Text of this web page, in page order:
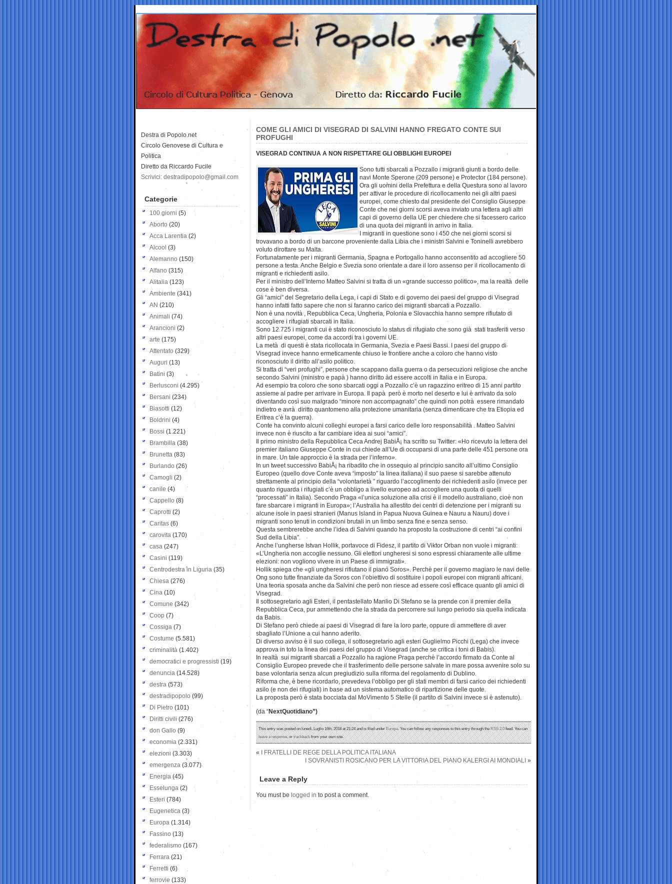
COME GLI AMICI DI VISEGRAD DI SALVINI HANNO FREGATO CONTE SUI
PROFUGHI
VISEGRAD CONTINUA A NON RISPETTARE GLI OBBLIGHI EUROPEI
Sono tutti sbarcati a Pozzallo i migranti giunti a bordo delle
navi Monte Sperone (209 persone) e Protector (184 persone).
Ora gli uomini della Prefettura e della Questura sono al lavoro
per attivar le procedure di ricollocamento nei gli altri paesi
europei, come chiesto dal presidente del Consiglio Giuseppe
Conte che nei giorni scorsi aveva inviato una lettera agli altri
capi di governo della UE per chiedere che si facessero carico
di una quota dei migranti in arrivo in Italia.
I migranti in questione sono i 450 che nei giorni scorsi si
trovavano a bordo di un barcone proveniente dalla Libia che i ministri Salvini e Toninelli avrebbero
voluto dirottare su Malta.
Fortunatamente per i migranti Germania, Spagna e Portogallo hanno acconsentito ad accogliere 50
persone a testa. Anche Belgio e Svezia sono orientate a dare il loro assenso per il ricollocamento di
migranti e richiedenti asilo.
Per il ministro dell’Interno Matteo Salvini si tratta di un «grande successo politico», ma la realtà delle
cose è ben diversa.
Gli “amici” del Segretario della Lega, i capi di Stato e di governo dei paesi del gruppo di Visegrad
hanno infatti fatto sapere che non si faranno carico dei migranti sbarcati a Pozzallo.
Non è una novità , Repubblica Ceca, Ungheria, Polonia e Slovacchia hanno sempre rifiutato di
accogliere i rifugiati sbarcati in Italia.
Sono 12.725 i migranti cui è stato riconosciuto lo status di rifugiato che sono già stati trasferiti verso
altri paesi europei, come da accordi tra i governi UE.
La metà di questi è stata ricollocata in Germania, Svezia e Paesi Bassi. I paesi del gruppo di
Visegrad invece hanno ermeticamente chiuso le frontiere anche a coloro che hanno visto
riconosciuto il diritto all’asilo politico.
Si tratta di “veri profughi”, persone che scappano dalla guerra o da persecuzioni religiose che anche
secondo Salvini (ministro e papà ) hanno diritto ad essere accolti in Italia e in Europa.
Ad esempio tra coloro che sono sbarcati oggi a Pozzallo c’è un ragazzino eritreo di 15 anni partito
assieme al padre per arrivare in Europa. Il papà però è morto nel deserto e lui è arrivato da solo
diventando così suo malgrado “minore non accompagnato” che quindi non potrà essere rimandato
indietro e avrà diritto quantomeno alla protezione umanitaria (senza dimenticare che tra Etiopia ed
Eritrea c’è la guerra).
Conte ha convinto alcuni colleghi europei a farsi carico delle loro responsabilità . Matteo Salvini
invece non è riuscito a far cambiare idea ai suoi “amici”.
Il primo ministro della Repubblica Ceca Andrej BabiÅ¡ ha scritto su Twitter: «Ho ricevuto la lettera del
premier italiano Giuseppe Conte in cui chiede all’Ue di occuparsi di una parte delle 451 persone ora
in mare. Un tale approccio è la strada per l’inferno».
In un tweet successivo BabiÅ¡ ha ribadito che in ossequio al principio sancito all’ultimo Consiglio
Europeo (quello dove Conte aveva “imposto” la linea italiana) il suo paese si sarebbe attenuto
strettamente al principio della “volontarietà ” riguardo l’accoglimento dei richiedenti asilo (invece per
quanto riguarda i rifugiati c’è un obbligo a livello europeo ad accogliere una quota di quelli
“processati” in Italia). Secondo Praga «l’unica soluzione alla crisi è il modello australiano, cioè non
fare sbarcare i migranti in Europa»; l’Australia ha allestito dei centri di detenzione per i migranti su
alcune isole in paesi stranieri (Manus Island in Papua Nuova Guinea e Nauru a Nauru) dove i
migranti sono tenuti in condizioni brutali in un limbo senza fine e senza senso.
Questa sembrerebbe anche l’idea di Salvini quando ha proposto la costruzione di centri “ai confini
Sud della Libia”.
Anche l’ungherse Istvan Hollik, portavoce di Fidesz, il partito di Viktor Orban non vuole i migranti:
«L’Ungheria non accoglie nessuno. Gli elettori ungheresi si sono espressi chiaramente alle ultime
elezioni: non vogliono vivere in un Paese di immigrati».
Hollik spiega che «gli ungheresi rifiutano il piano Soros». Perchè per il governo magiaro le navi delle
Ong sono tutte finanziate da Soros con l’obiettivo di sostituire i popoli europei con migranti africani.
Una teoria sposata anche da Salvini che però non riesce ad essere così efficace quanto gli amici di
Visegrad.
Il sottosegretario agli Esteri, il pentastellato Manlio Di Stefano se la prende con il premier della
Repubblica Ceca, pur ammettendo che la strada da percorrere sul lungo periodo sia quella indicata
da Babis.
Di Stefano però chiede ai paesi di Visegrad di fare la loro parte, oppure di ammettere di aver
sbagliato l’Unione a cui hanno aderito.
Di diverso avviso è il suo collega, il sottosegretario agli esteri Guglielmo Picchi (Lega) che invece
approva in toto la linea dei paesi del gruppo di Visegrad (anche se critica i toni di Babis).
In realtà sui migranti sbarcati a Pozzallo ha ragione Praga perchè l’accordo firmato da Conte al
Consiglio Europeo prevede che il trasferimento delle persone salvate in mare possa avvenire solo su
base volontaria senza alcun pregiudizio sulla riforma del regolamento di Dublino.
Riforma che, è bene ricordarlo, prevedeva l’obbligo per gli stati membri di farsi carico dei richiedenti
asilo (e non dei rifugiati) in base ad un sistema automatico di ripartizione delle quote.
La proposta però è stata bocciata dal MoVimento 5 Stelle (il partito di Salvini invece si è astenuto).
(da “NextQuotidiano”)
This entry was posted on lunedì, Luglio 16th, 2018 at 21:24 and is filed underEuropa. You can follow any responses to this entry through theRSS 2.0feed. You can
leave a response, ortrackbackfrom your own site.
«
I FRATELLI DE REGE DELLA POLITICA ITALIANA
I SOVRANISTI ROSICANO PER LA VITTORIA DEL PIANO KALERGI AI MONDIALI »
Leave a Reply
You must be logged in to post a comment.
Destra di Popolo.net
Circolo Genovese di Cultura e
Politica
Diretto da Riccardo Fucile
Scrivici: destradipopolo@gmail.com
Categorie
100 giorni (5)
Aborto (20)
Acca Larentia (2)
Alcool (3)
Alemanno (150)
Alfano (315)
Alitalia (123)
Ambiente (341)
AN (210)
Animali (74)
Arancioni (2)
arte (175)
Attentato (329)
Auguri (13)
Batini (3)
Berlusconi (4.295)
Bersani (234)
Biasotti (12)
Boldrini (4)
Bossi (1.221)
Brambilla (38)
Brunetta (83)
Burlando (26)
Camogli (2)
canile (4)
Cappello (8)
Caprotti (2)
Caritas (6)
carovita (170)
casa (247)
Casini (119)
Centrodestra in Liguria (35)
Chiesa (276)
Cina (10)
Comune (342)
Coop (7)
Cossiga (7)
Costume (5.581)
criminalità (1.402)
democratici e progressisti (19)
denuncia (14.528)
destra (573)
destradipopolo (99)
Di Pietro (101)
Diritti civili (276)
don Gallo (9)
economia (2.331)
elezioni (3.303)
emergenza (3.077)
Energia (45)
Esselunga (2)
Esteri (784)
Eugenetica (3)
Europa (1.314)
Fassino (13)
federalismo (167)
Ferrara (21)
Ferretti (6)
ferrovie (133)